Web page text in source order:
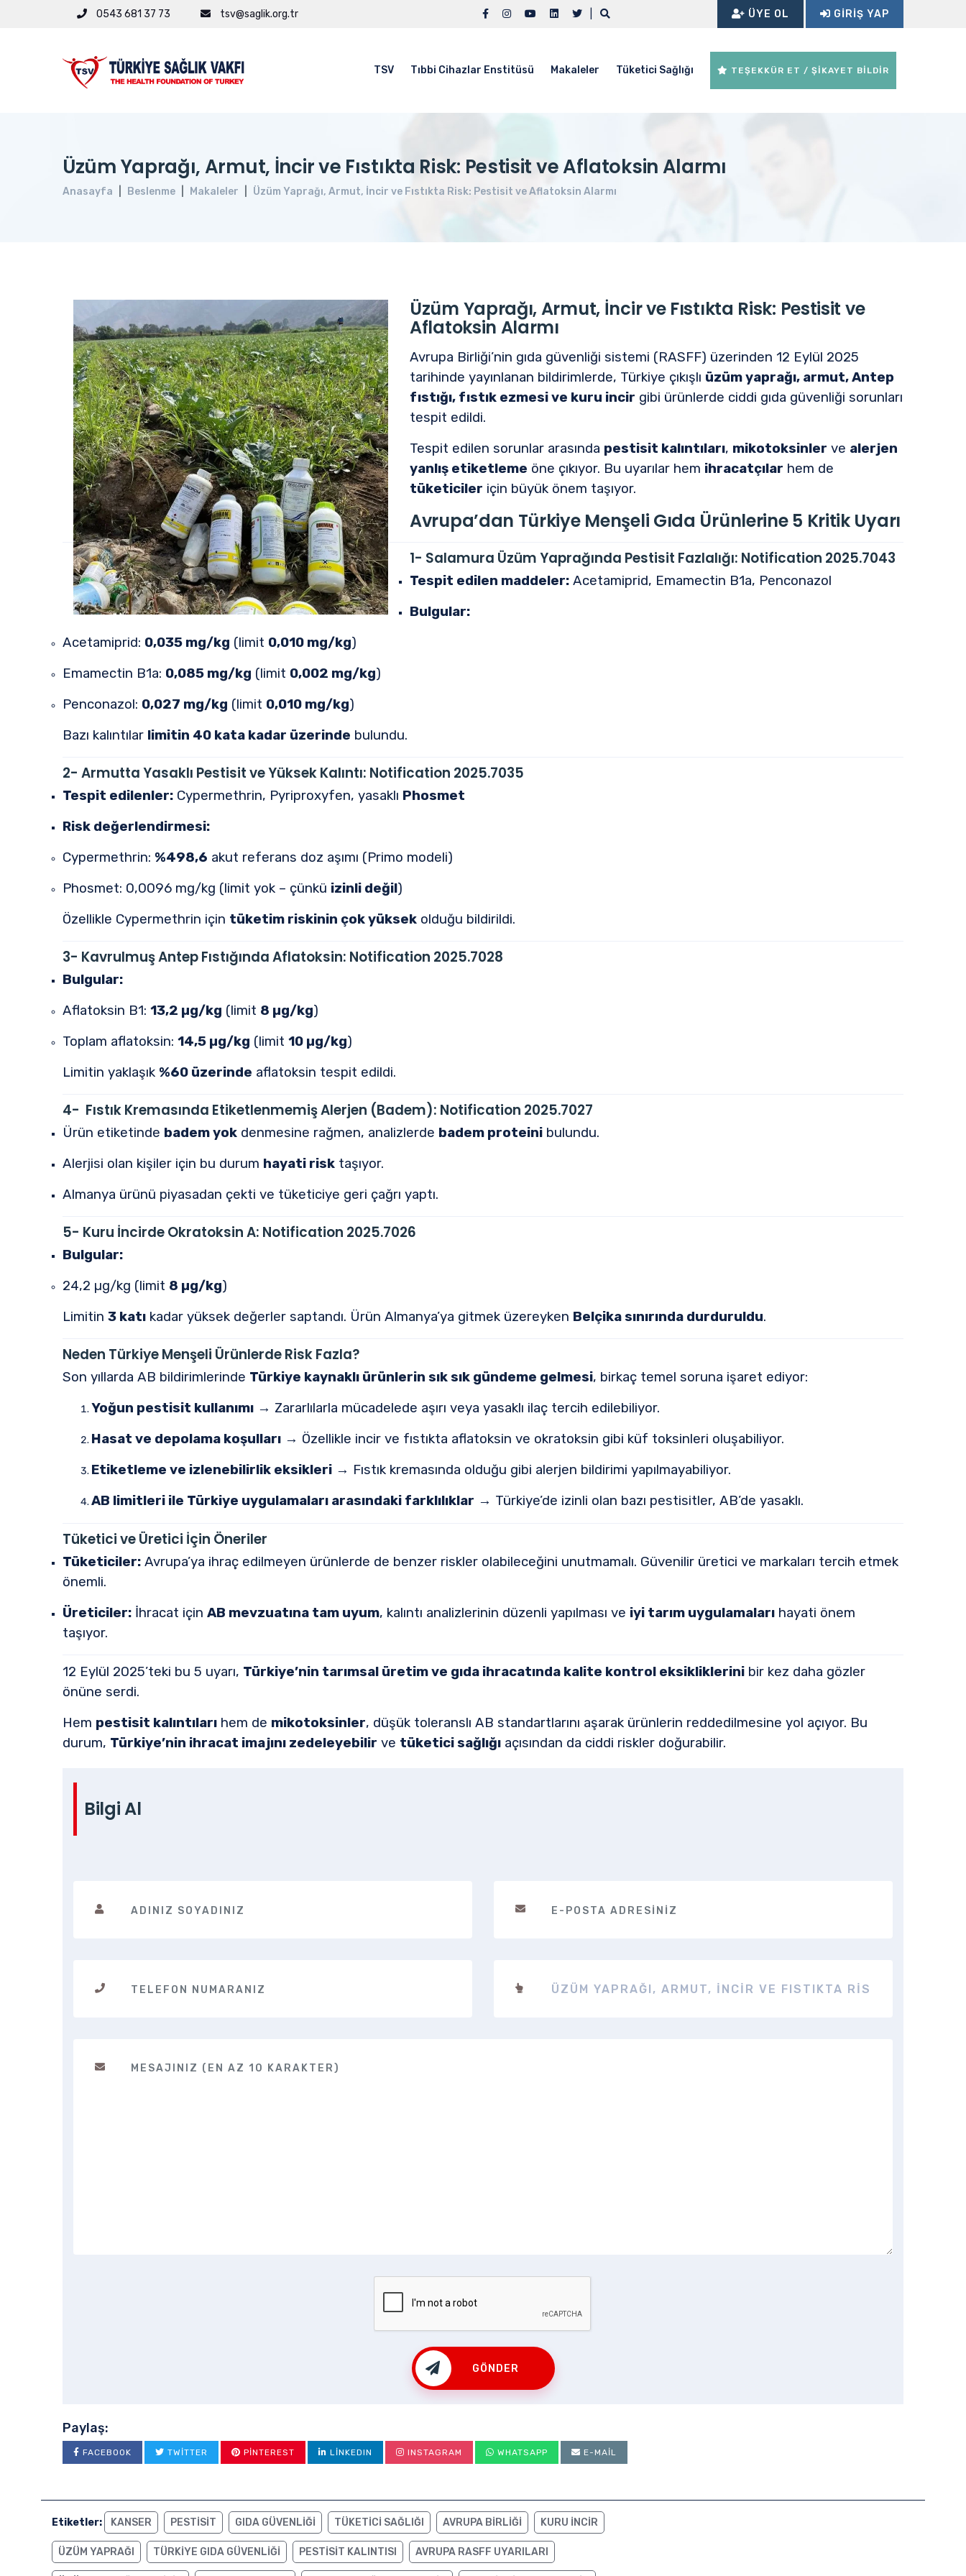
0543 681 37 73 tsv@saglik.org.tr ÜYE OL GIRIŞ YAP
TSV Tıbbi Cihazlar Enstitüsü Makaleler Tüketici Sağlığı TEŞEKKÜR ET / ŞİKAYET BİLDİR
Üzüm Yaprağı, Armut, İncir ve Fıstıkta Risk: Pestisit ve Aflatoksin Alarmı
Anasayfa Beslenme Makaleler Üzüm Yaprağı, Armut, İncir ve Fıstıkta Risk: Pestisit ve Aflatoksin Alarmı
Üzüm Yaprağı, Armut, İncir ve Fıstıkta Risk: Pestisit ve
Aflatoksin Alarmı
Avrupa Birliği’nin gıda güvenliği sistemi (RASFF) üzerinden 12 Eylül 2025
tarihinde yayınlanan bildirimlerde, Türkiye çıkışlı üzüm yaprağı, armut, Antep
fıstığı, fıstık ezmesi ve kuru incir gibi ürünlerde ciddi gıda güvenliği sorunları
tespit edildi.
Tespit edilen sorunlar arasında pestisit kalıntıları, mikotoksinler ve alerjen
yanlış etiketleme öne çıkıyor. Bu uyarılar hem ihracatçılar hem de
tüketiciler için büyük önem taşıyor.
Avrupa’dan Türkiye Menşeli Gıda Ürünlerine 5 Kritik Uyarı
1- Salamura Üzüm Yaprağında Pestisit Fazlalığı: Notification 2025.7043
Tespit edilen maddeler: Acetamiprid, Emamectin B1a, Penconazol
Bulgular:
Acetamiprid: 0,035 mg/kg (limit 0,010 mg/kg)
Emamectin B1a: 0,085 mg/kg (limit 0,002 mg/kg)
Penconazol: 0,027 mg/kg (limit 0,010 mg/kg)
Bazı kalıntılar limitin 40 kata kadar üzerinde bulundu.
2- Armutta Yasaklı Pestisit ve Yüksek Kalıntı: Notification 2025.7035
Tespit edilenler: Cypermethrin, Pyriproxyfen, yasaklı Phosmet
Risk değerlendirmesi:
Cypermethrin: %498,6 akut referans doz aşımı (Primo modeli)
Phosmet: 0,0096 mg/kg (limit yok – çünkü izinli değil)
Özellikle Cypermethrin için tüketim riskinin çok yüksek olduğu bildirildi.
3- Kavrulmuş Antep Fıstığında Aflatoksin: Notification 2025.7028
Bulgular:
Aflatoksin B1: 13,2 µg/kg (limit 8 µg/kg)
Toplam aflatoksin: 14,5 µg/kg (limit 10 µg/kg)
Limitin yaklaşık %60 üzerinde aflatoksin tespit edildi.
4- Fıstık Kremasında Etiketlenmemiş Alerjen (Badem): Notification 2025.7027
Ürün etiketinde badem yok denmesine rağmen, analizlerde badem proteini bulundu.
Alerjisi olan kişiler için bu durum hayati risk taşıyor.
Almanya ürünü piyasadan çekti ve tüketiciye geri çağrı yaptı.
5- Kuru İncirde Okratoksin A: Notification 2025.7026
Bulgular:
24,2 µg/kg (limit 8 µg/kg)
Limitin 3 katı kadar yüksek değerler saptandı. Ürün Almanya’ya gitmek üzereyken Belçika sınırında durduruldu.
Neden Türkiye Menşeli Ürünlerde Risk Fazla?
Son yıllarda AB bildirimlerinde Türkiye kaynaklı ürünlerin sık sık gündeme gelmesi, birkaç temel soruna işaret ediyor:
Yoğun pestisit kullanımı → Zararlılarla mücadelede aşırı veya yasaklı ilaç tercih edilebiliyor.
Hasat ve depolama koşulları → Özellikle incir ve fıstıkta aflatoksin ve okratoksin gibi küf toksinleri oluşabiliyor.
Etiketleme ve izlenebilirlik eksikleri → Fıstık kremasında olduğu gibi alerjen bildirimi yapılmayabiliyor.
AB limitleri ile Türkiye uygulamaları arasındaki farklılıklar → Türkiye’de izinli olan bazı pestisitler, AB’de yasaklı.
Tüketici ve Üretici İçin Öneriler
Tüketiciler: Avrupa’ya ihraç edilmeyen ürünlerde de benzer riskler olabileceğini unutmamalı. Güvenilir üretici ve markaları tercih etmek
önemli.
Üreticiler: İhracat için AB mevzuatına tam uyum, kalıntı analizlerinin düzenli yapılması ve iyi tarım uygulamaları hayati önem
taşıyor.
12 Eylül 2025’teki bu 5 uyarı, Türkiye’nin tarımsal üretim ve gıda ihracatında kalite kontrol eksikliklerini bir kez daha gözler
önüne serdi.
Hem pestisit kalıntıları hem de mikotoksinler, düşük toleranslı AB standartlarını aşarak ürünlerin reddedilmesine yol açıyor. Bu
durum, Türkiye’nin ihracat imajını zedeleyebilir ve tüketici sağlığı açısından da ciddi riskler doğurabilir.
Bilgi Al
GÖNDER
Paylaş:
FACEBOOK TWITTER PINTEREST LINKEDIN INSTAGRAM WHATSAPP E-MAIL
Etiketler: KANSER PESTISIT GIDA GÜVENLIĞI TÜKETICI SAĞLIĞI AVRUPA BIRLIĞI KURU INCIR
ÜZÜM YAPRAĞI TÜRKIYE GIDA GÜVENLIĞI PESTISIT KALINTISI AVRUPA RASFF UYARILARI